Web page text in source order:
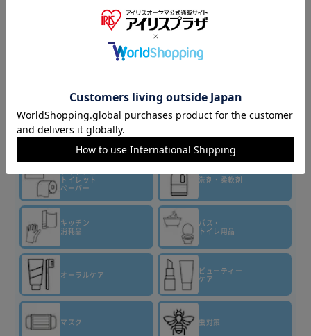
また、商品がメーカーにて完売となっていた場合、キャンセ
ル又は注文内容の変更をお願いいたしております。
予めご了承くださいますようお願いいたします。
商品はアイリスプラザがセレクトしたオススメ商品です。
商品情報
▼その他 商品はこちら▼
ティッシュ・
トイレット
ペーパー
洗剤・柔軟剤
キッチン
消耗品
バス・
トイレ用品
オーラルケア
ビューティー
ケア
マスク 虫対策